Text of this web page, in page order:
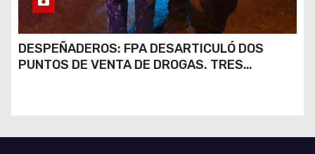
DESPEÑADEROS: FPA DESARTICULÓ DOS
PUNTOS DE VENTA DE DROGAS. TRES